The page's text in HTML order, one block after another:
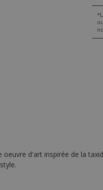
d'art inspirée de la